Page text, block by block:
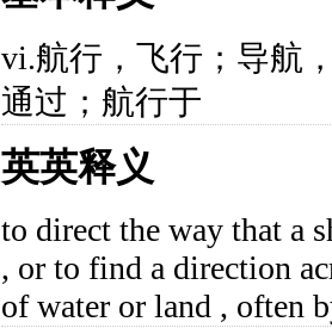
vi.航行，飞行；导航
通过；航行于
英英释义
to direct the way that a
, or to find a direction
of water or land , often